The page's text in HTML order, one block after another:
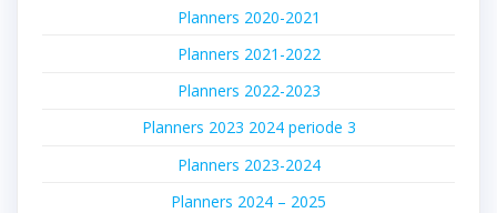
Planners 2020-2021
Planners 2021-2022
Planners 2022-2023
Planners 2023 2024 periode 3
Planners 2023-2024
Planners 2024 – 2025